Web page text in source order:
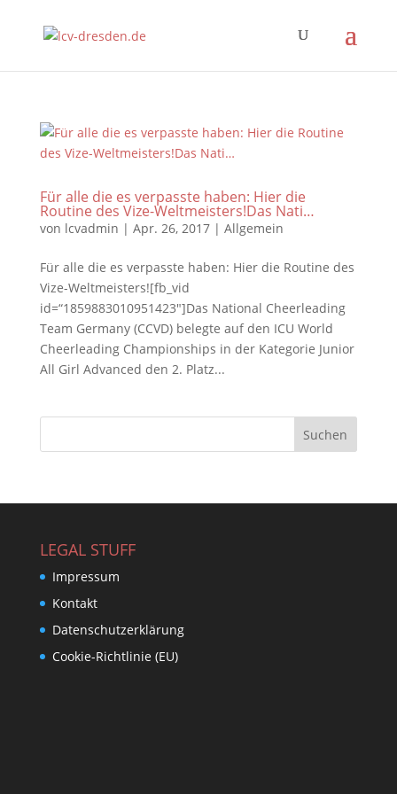
Für alle die es verpasste haben: Hier die
Routine des Vize-Weltmeisters!Das Nati…
von lcvadmin | Apr. 26, 2017| Allgemein
Für alle die es verpasste haben: Hier die Routine des
Vize-Weltmeisters![fb_vid
id=“1859883010951423″]Das National Cheerleading
Team Germany (CCVD) belegte auf den ICU World
Cheerleading Championships in der Kategorie Junior
All Girl Advanced den 2. Platz...
LEGAL STUFF
Impressum
Kontakt
Datenschutzerklärung
Cookie-Richtlinie (EU)